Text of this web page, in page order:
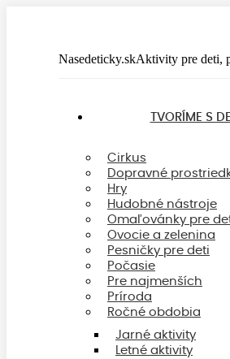
Nasedeticky.skAktivity pre deti,
TVORÍME S
Cirkus
Dopravné
Hry
Hudobné nástroje
Omaľovánky pre
Ovocie a zelenina
Pesničky pre deti
Počasie
Pre najmenších
Príroda
Ročné obdobia
Jarné aktivity
Letné aktivity